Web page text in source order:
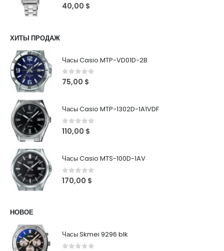
0 out of 5
40,00 $
ХИТЫ ПРОДАЖ
Часы Casio MTP-VD01D-2B
0out of 5
75,00 $
Часы Casio MTP-1302D-1A1VDF
0out of 5
110,00 $
Часы Casio MTS-100D-1AV
0out of 5
170,00 $
НОВОЕ
Часы Skmei 9296 blk